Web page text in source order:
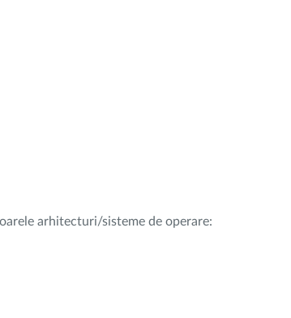
arhitecturi/sisteme de operare: